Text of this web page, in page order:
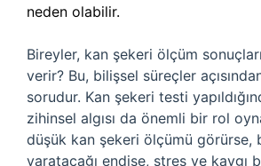
neden olabilir.
Bireyler, kan şekeri ölçüm
verir? Bu, bilişsel süreçler
sorudur. Kan şekeri testi
zihinsel algısı da önemli bir rol
düşük kan şekeri ölçümü görürse,
yaratacağı endişe, stres ve kaygı